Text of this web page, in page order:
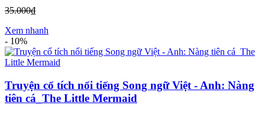
35.000₫
Xem nhanh
- 10%
Truyện cổ tích nổi tiếng Song ngữ Việt - Anh: Nàng
tiên cá_The Little Mermaid